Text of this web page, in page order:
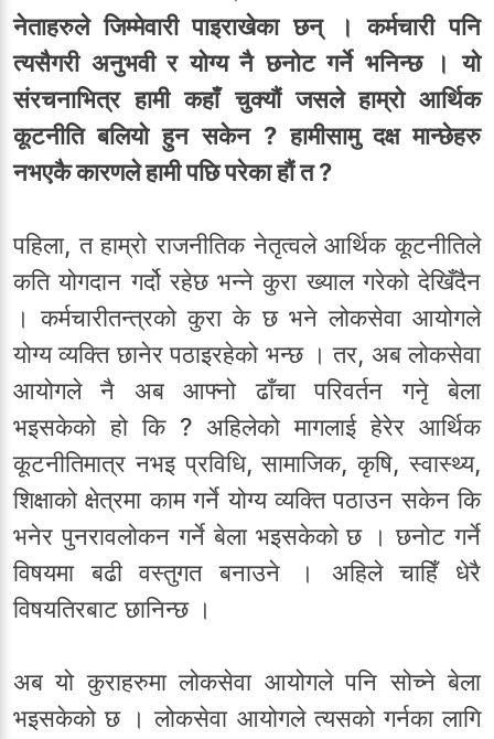
नेताहरुले जिम्मेवारी पाइराखेका छन् । कर्मचारी पनि
त्यसैगरी अनुभवी र योग्य नै छनोट गर्ने भनिन्छ । यो
संरचनाभित्र हामी कहाँ चुक्यौं जसले हाम्रो आर्थिक
कूटनीति बलियो हुन सकेन ? हामीसामु दक्ष मान्छेहरु
नभएकै कारणले हामी पछि परेका हौं त ?
पहिला, त हाम्रो राजनीतिक नेतृत्वले आर्थिक कूटनीतिले
कति योगदान गर्दो रहेछ भन्ने कुरा ख्याल गरेको देखिँदैन
। कर्मचारीतन्त्रको कुरा के छ भने लोकसेवा आयोगले
योग्य व्यक्ति छानेर पठाइरहेको भन्छ । तर, अब लोकसेवा
आयोगले नै अब आफ्नो ढाँचा परिवर्तन गनेृ बेला
भइसकेको हो कि ? अहिलेको मागलाई हेरेर आर्थिक
कूटनीतिमात्र नभइ प्रविधि, सामाजिक, कृषि, स्वास्थ्य,
शिक्षाको क्षेत्रमा काम गर्ने योग्य व्यक्ति पठाउन सकेन कि
भनेर पुनरावलोकन गर्ने बेला भइसकेको छ । छनोट गर्ने
विषयमा बढी वस्तुगत बनाउने । अहिले चाहिँ धेरै
विषयतिरबाट छानिन्छ ।
अब यो कुराहरुमा लोकसेवा आयोगले पनि सोच्ने बेला
भइसकेको छ । लोकसेवा आयोगले त्यसको गर्नका लागि